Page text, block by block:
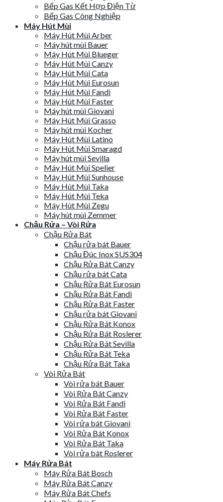
Bếp Gas Kết Hợp Điện Từ
Bếp Gas Công Nghiệp
Máy Hút Mùi
Máy Hút Mùi Arber
Máy hút mùi Bauer
Máy Hút Mùi Blueger
Máy Hút Mùi Canzy
Máy Hút Mùi Cata
Máy Hút Mùi Eurosun
Máy Hút Mùi Fandi
Máy Hút Mùi Faster
Máy hút mùi Giovani
Máy Hút Mùi Grasso
Máy hút mùi Kocher
Máy Hút Mùi Latino
Máy Hút Mùi Smaragd
Máy hút mùi Sevilla
Máy Hút Mùi Spelier
Máy Hút Mùi Sunhouse
Máy Hút Mùi Taka
Máy Hút Mùi Teka
Máy Hút Mùi Zegu
Máy hút mùi Zemmer
Chậu Rửa – Vòi Rửa
Chậu Rửa Bát
Chậu rửa bát Bauer
Chậu Đúc Inox SUS304
Chậu Rửa Bát Canzy
Chậu rửa bát Cata
Chậu Rửa Bát Eurosun
Chậu Rửa Bát Fandi
Chậu Rửa Bát Faster
Chậu rửa bát Giovani
Chậu Rửa Bát Konox
Chậu Rửa Bát Roslerer
Chậu Rửa Bát Sevilla
Chậu Rửa Bát Teka
Chậu Rửa Bát Taka
Vòi Rửa Bát
Vòi rửa bát Bauer
Vòi Rửa Bát Canzy
Vòi Rửa Bát Fandi
Vòi Rửa Bát Faster
Vòi rửa bát Giovani
Vòi Rửa Bát Konox
Vòi Rửa Bát Taka
Vòi rửa bát Roslerer
Máy Rửa Bát
Máy Rửa Bát Bosch
Máy Rửa Bát Canzy
Máy Rửa Bát Chefs